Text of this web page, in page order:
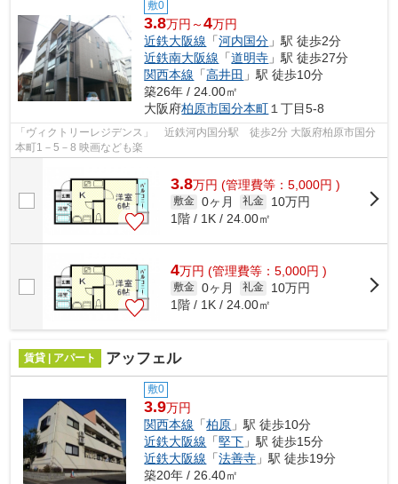
敷0
3.8万円～4万円
近鉄大阪線 「河内国分 」駅 徒歩2分
近鉄南大阪線 「道明寺 」駅 徒歩27分
関西本線 「高井田 」駅 徒歩10分
築26年 / 24.00㎡
大阪府柏原市国分本町１丁目5-8
「ヴィクトリーレジデンス」 近鉄河内国分駅 徒歩2分 大阪府柏原市国分
本町1－5－8 映画なども楽
3.8万円 (管理費等：5,000円 )
敷金 0ヶ月 礼金
10万円
1階 / 1K / 24.00㎡
4万円 (管理費等：5,000円 )
敷金 0ヶ月 礼金
10万円
1階 / 1K / 24.00㎡
賃貸 | アパート アッフェル
敷0
3.9万円
関西本線 「柏原 」駅 徒歩10分
近鉄大阪線 「堅下 」駅 徒歩15分
近鉄大阪線 「法善寺 」駅 徒歩19分
築20年 / 26.40㎡